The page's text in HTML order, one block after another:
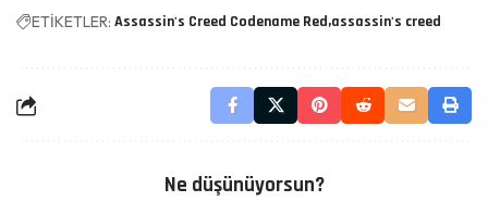
ETİKETLER: Assassin's Creed Codename Red assassin's creed
Ne düşünüyorsun?